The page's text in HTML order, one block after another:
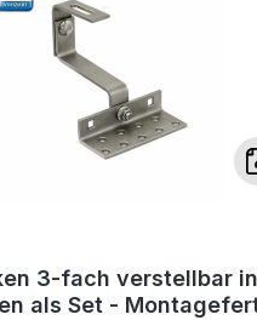
3-fach verstellbar
als Set -